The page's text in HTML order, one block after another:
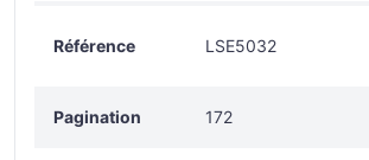
Référence LSE5032
Pagination 172